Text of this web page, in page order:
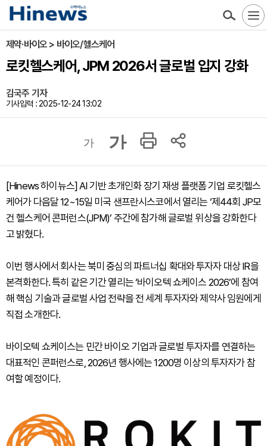
제약·바이오 > 바이오/헬스케어
로킷헬스케어, JPM 2026서 글로벌 입지 강화
김국주 기자
기사입력 : 2025-12-24 13:02
가 가
[Hinews 하이뉴스] AI 기반 초개인화 장기 재생 플랫폼 기업 로킷헬스
케어가 다음달 12~15일 미국 샌프란시스코에서 열리는 ‘제44회 JP모
건 헬스케어 콘퍼런스(JPM)’ 주간에 참가해 글로벌 위상을 강화한다
고 밝혔다.
이번 행사에서 회사는 북미 중심의 파트너십 확대와 투자자 대상 IR을
본격화한다. 특히 같은 기간 열리는 ‘바이오텍 쇼케이스 2026’에 참여
해 핵심 기술과 글로벌 사업 전략을 전 세계 투자자와 제약사 임원에게
직접 소개한다.
바이오텍 쇼케이스는 민간 바이오 기업과 글로벌 투자자를 연결하는
대표적인 콘퍼런스로, 2026년 행사에는 1200명 이상의 투자자가 참
여할 예정이다.